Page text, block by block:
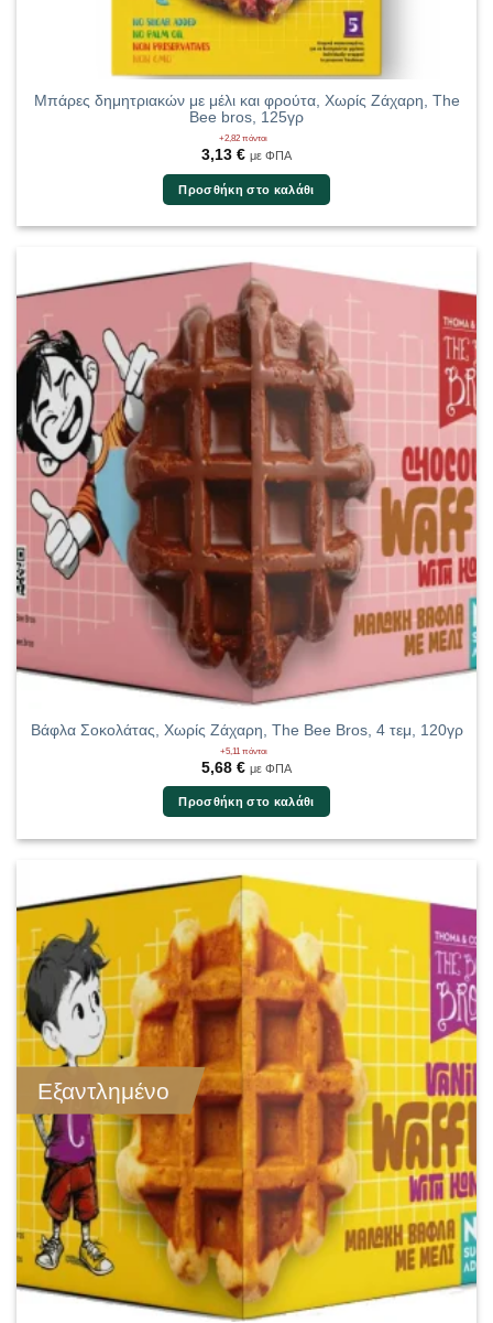
Μπάρες δημητριακών με μέλι και φρούτα, Χωρίς Ζάχαρη, The
Bee bros, 125γρ
+2,82 πόντοι
3,13 € με ΦΠΑ
Προσθήκη στο καλάθι
Βάφλα Σοκολάτας, Χωρίς Ζάχαρη, The Bee Bros, 4 τεμ, 120γρ
+5,11 πόντοι
5,68 € με ΦΠΑ
Προσθήκη στο καλάθι
Εξαντλημένο